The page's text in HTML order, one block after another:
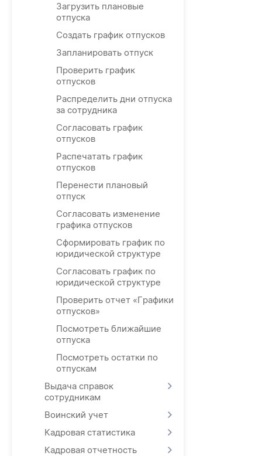
Загрузить плановые
отпуска
Создать график отпусков
Запланировать отпуск
Проверить график
отпусков
Распределить дни отпуска
за сотрудника
Согласовать график
отпусков
Распечатать график
отпусков
Перенести плановый
отпуск
Согласовать изменение
графика отпусков
Сформировать график по
юридической структуре
Согласовать график по
юридической структуре
Проверить отчет «Графики
отпусков»
Посмотреть ближайшие
отпуска
Посмотреть остатки по
отпускам
Выдача справок
сотрудникам
Воинский учет
Кадровая статистика
Кадровая отчетность